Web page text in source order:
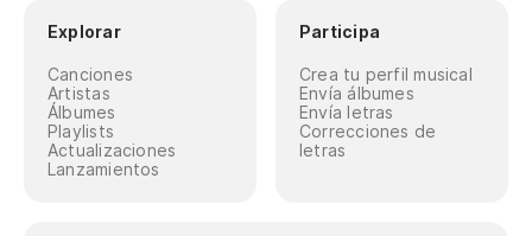
Explorar
Canciones
Artistas
Álbumes
Playlists
Actualizaciones
Lanzamientos
Participa
Crea tu perfil musical
Envía álbumes
Envía letras
Correcciones de
letras